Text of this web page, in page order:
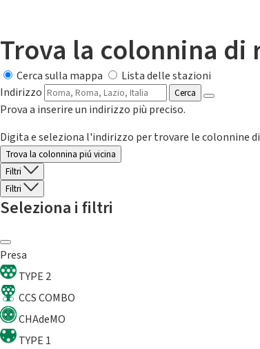
Trova la colonnina
Cerca sulla mappa
Lista delle stazioni
Indirizzo
Cerca
Prova a inserire un indirizzo più preciso.
Digita e seleziona l'indirizzo per trovare le colonnine
Trova la colonnina piú vicina
Filtri
Filtri
Seleziona i filtri
Presa
TYPE 2
CCS COMBO
CHAdeMO
TYPE 1